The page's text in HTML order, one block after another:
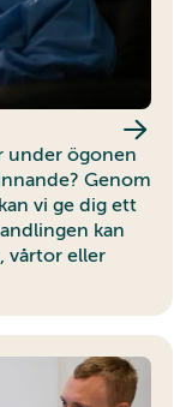
under ögonen
Genom
vi ge dig ett
kan
vårtor eller